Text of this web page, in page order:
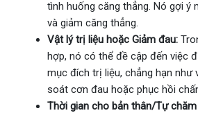
tình huống căng thẳng. Nó gợi ý
và giảm căng thẳng.
Vật lý trị liệu hoặc Giảm đau:
hợp, nó có thể đề cập đến việc
mục đích trị liệu, chẳng hạn như
soát cơn đau hoặc phục hồi
Thời gian cho bản thân/Tự